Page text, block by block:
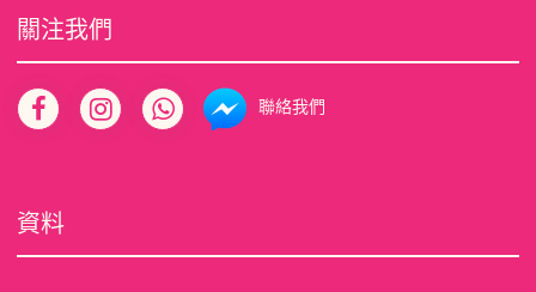
關注我們
聯絡我們
資料